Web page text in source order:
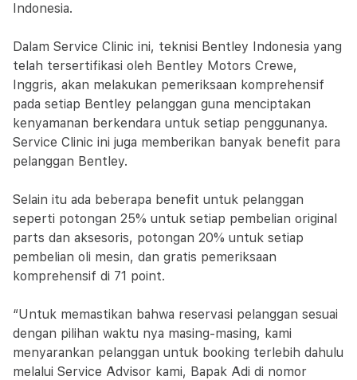
Indonesia.
Dalam Service Clinic ini, teknisi Bentley Indonesia yang
telah tersertifikasi oleh Bentley Motors Crewe,
Inggris, akan melakukan pemeriksaan komprehensif
pada setiap Bentley pelanggan guna menciptakan
kenyamanan berkendara untuk setiap penggunanya.
Service Clinic ini juga memberikan banyak benefit para
pelanggan Bentley.
Selain itu ada beberapa benefit untuk pelanggan
seperti potongan 25% untuk setiap pembelian original
parts dan aksesoris, potongan 20% untuk setiap
pembelian oli mesin, dan gratis pemeriksaan
komprehensif di 71 point.
“Untuk memastikan bahwa reservasi pelanggan sesuai
dengan pilihan waktu nya masing-masing, kami
menyarankan pelanggan untuk booking terlebih dahulu
melalui Service Advisor kami, Bapak Adi di nomor